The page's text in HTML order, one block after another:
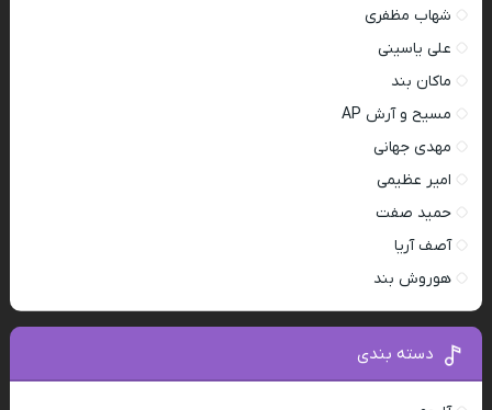
شهاب مظفری
علی یاسینی
ماکان بند
مسیح و آرش AP
مهدی جهانی
امیر عظیمی
حمید صفت
آصف آریا
هوروش بند
دسته بندی